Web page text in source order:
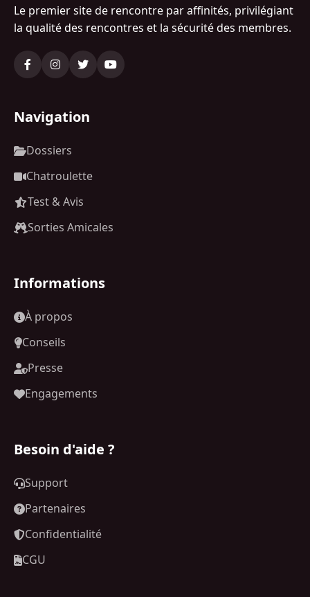
Le premier site de rencontre par affinités, privilégiant
la qualité des rencontres et la sécurité des membres.
Navigation
Dossiers
Chatroulette
Test & Avis
Sorties Amicales
Informations
À propos
Conseils
Presse
Engagements
Besoin d'aide ?
Support
Partenaires
Confidentialité
CGU